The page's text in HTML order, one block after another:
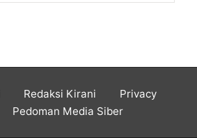
Redaksi Kirani
Privacy
Pedoman Media Siber